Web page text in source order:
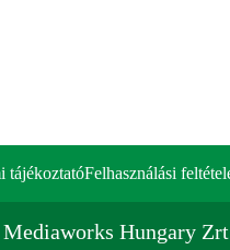
tájékoztatóFelhasználási
Mediaworks Hungary